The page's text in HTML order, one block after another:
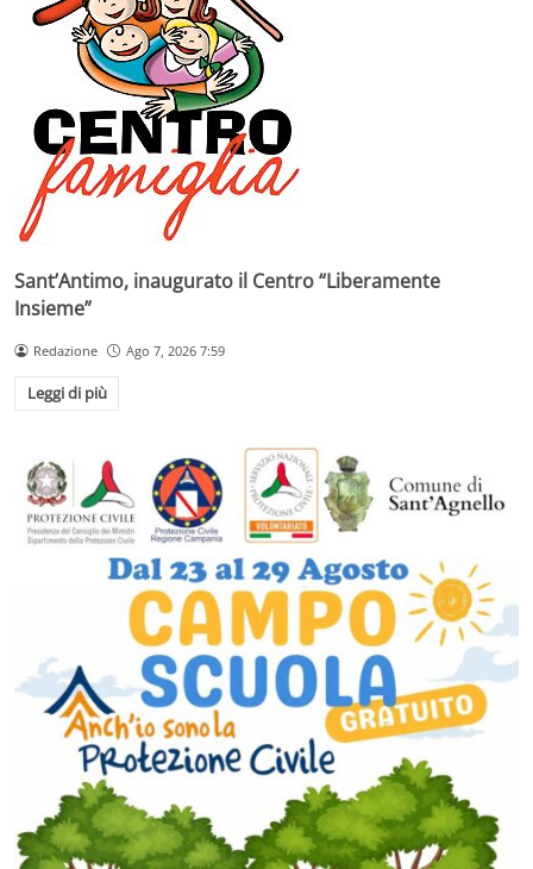
Sant’Antimo, inaugurato il Centro “Liberamente
Insieme”
Redazione Ago 7, 2026 7:59
Leggi di più